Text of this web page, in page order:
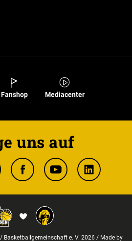
Fanshop Mediacenter
uns auf
Basketballgemeinschaft e. V. 2026 / Made by